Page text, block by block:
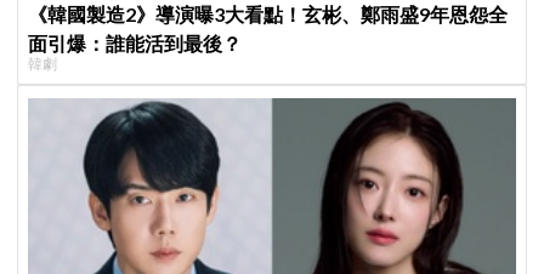
《韓國製造2》導演曝3大看點！玄彬、鄭雨盛9年恩怨全
面引爆：誰能活到最後？
韓劇